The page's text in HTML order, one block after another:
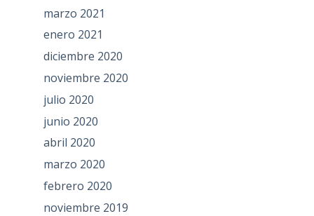
marzo 2021
enero 2021
diciembre 2020
noviembre 2020
julio 2020
junio 2020
abril 2020
marzo 2020
febrero 2020
noviembre 2019